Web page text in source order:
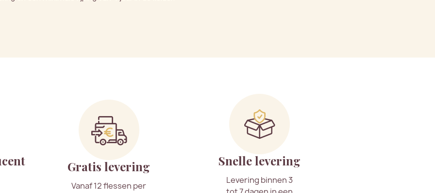
Gratis levering
Vanaf 12 flessen per
Snelle levering
Levering binnen 3